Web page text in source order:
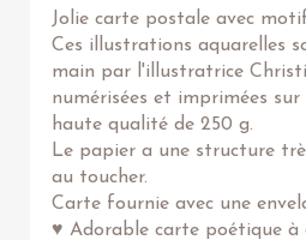
Jolie carte postale avec
Ces illustrations aquarelles
main par l'illustratrice
numérisées et imprimées
haute qualité de 250 g.
Le papier a une structure
au toucher.
Carte fournie avec une
♥ Adorable carte poétique